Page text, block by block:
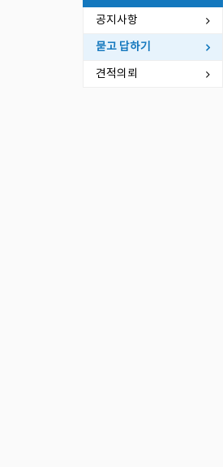
공지사항
묻고 답하기
견적의뢰